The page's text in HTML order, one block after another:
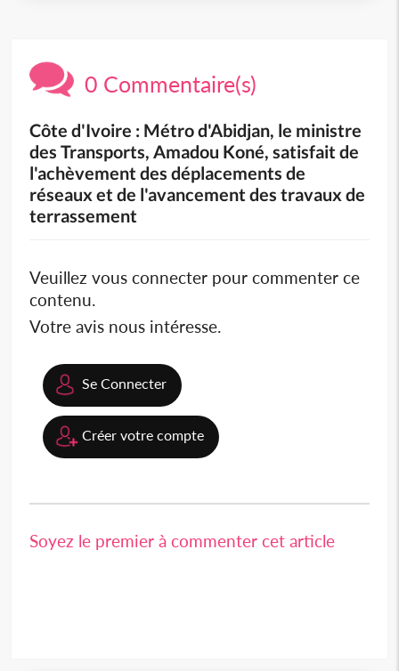
0 Commentaire(s)
Côte d'Ivoire : Métro d'Abidjan, le ministre
des Transports, Amadou Koné, satisfait de
l'achèvement des déplacements de
réseaux et de l'avancement des travaux de
terrassement
Veuillez vous connecter pour commenter ce
contenu.
Votre avis nous intéresse.
Se Connecter
Créer votre compte
Soyez le premier à commenter cet article